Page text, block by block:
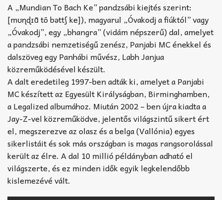
A „Mundian To Bach Ke” pandzsábi kiejtés szerint:
[mʊɳɖɪɑ̃ tõ bəttʃ ke]), magyarul „Óvakodj a fiúktól” vagy
„Óvakodj”, egy „bhangra” (vidám népszerű) dal, amelyet
a pandzsábi nemzetiségű zenész, Panjabi MC énekkel és
dalszöveg egy Panhábi művész, Labh Janjua
közreműködésével készült.
A dalt eredetileg 1997-ben adták ki, amelyet a Panjabi
MC készített az Egyesült Királyságban, Birminghamben,
a Legalized albumához. Miután 2002 – ben újra kiadta a
Jay-Z-vel közreműködve, jelentős világszintű sikert ért
el, megszerezve az olasz és a belga (Vallónia) egyes
sikerlistáit és sok más országban is magas rangsorolással
került az élre. A dal 10 millió példányban adható el
világszerte, és ez minden idők egyik legkelendőbb
kislemezévé vált.